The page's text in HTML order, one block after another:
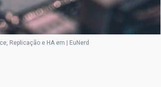
Replicação e HA em | EuNerd